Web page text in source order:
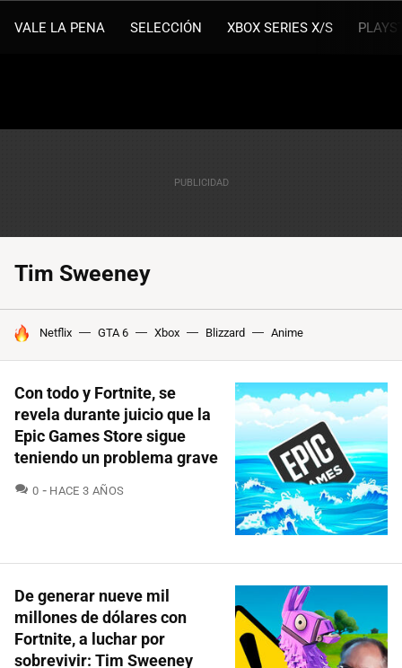
VALE LA PENA SELECCIÓN XBOX SERIES X/S
Tim Sweeney
HOY SE HABLA DE
Netflix GTA 6 Xbox Blizzard Anime
Con todo y Fortnite, se
revela durante juicio que la
Epic Games Store sigue
teniendo un problema grave
0 COMENTARIOS
HACE 3 AÑOS
De generar nueve mil
millones de dólares con
Fortnite, a luchar por
sobrevivir: Tim Sweeney